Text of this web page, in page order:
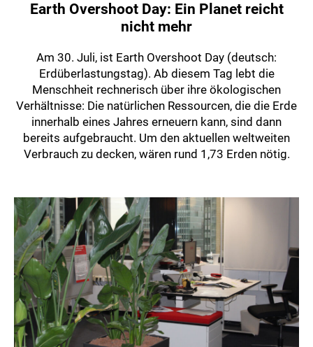
Earth Overshoot Day: Ein Planet reicht
nicht mehr
Am 30. Juli, ist Earth Overshoot Day (deutsch:
Erdüberlastungstag). Ab diesem Tag lebt die
Menschheit rechnerisch über ihre ökologischen
Verhältnisse: Die natürlichen Ressourcen, die die Erde
innerhalb eines Jahres erneuern kann, sind dann
bereits aufgebraucht. Um den aktuellen weltweiten
Verbrauch zu decken, wären rund 1,73 Erden nötig.